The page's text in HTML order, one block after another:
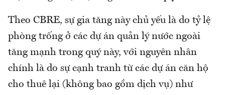
Theo CBRE, sự gia tăng này chủ yếu là do tỷ lệ
phòng trống ở các dự án quản lý nước ngoài
tăng mạnh trong quý này, với nguyên nhân
chính là do sự cạnh tranh từ các dự án căn hộ
cho thuê lại (không bao gồm dịch vụ) như